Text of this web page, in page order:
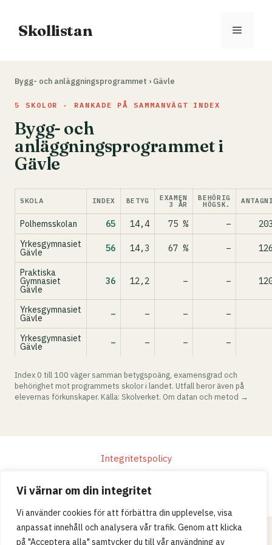
Vi värnar om din integritet
Vi använder cookies för att förbättra din upplevelse, visa
anpassat innehåll och analysera vår trafik. Genom att klicka
på "Acceptera alla" samtycker du till vår användning av
innehåll
Skollistan Meny
Bygg- och anläggningsprogrammet › Gävle
5 SKOLOR · RANKADE PÅ SAMMANVÄGT INDEX
Bygg- och
anläggningsprogrammet i
Gävle
SKOLA INDEX BETYG EXAMEN
3 ÅR
BEHÖRIG
HÖGSK.
Polhemsskolan 65 14,4 75 % –
Yrkesgymnasiet
Gävle 56 14,3 67 % –
Praktiska
Gymnasiet
Gävle
36 12,2 – –
Yrkesgymnasiet
Gävle – – – –
Yrkesgymnasiet
Gävle – – – –
Index 0 till 100 väger samman betygspoäng, examensgrad och
behörighet mot programmets skolor i landet. Utfall beror även på
elevernas förkunskaper. Källa: Skolverket. Om datan och metod →
Integritetspolicy
559183-3313 · S-106 31 Stockholm, Sweden